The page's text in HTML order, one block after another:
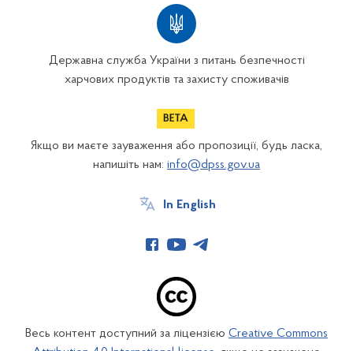
Державна служба України з питань безпечності
харчових продуктів та захисту споживачів
Якщо ви маєте зауваження або пропозиції, будь ласка,
напишіть нам: info@dpss.gov.ua
In English
Весь контент доступний за ліцензією Creative Commons